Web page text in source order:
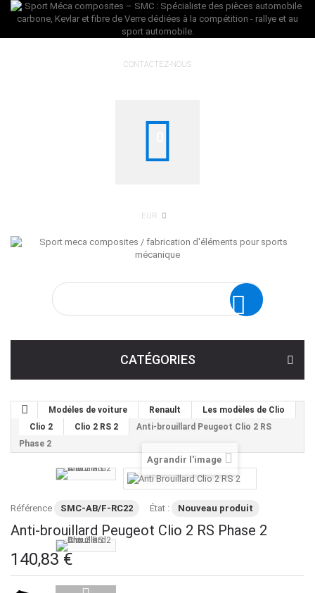
CONTACTEZ-NOUS
EUR
CATÉGORIES
Modéles de voiture Renault
Les modèles de Clio
Clio 2
Clio 2 RS 2
Anti-brouillard Peugeot Clio 2 RS
Phase 2
Agrandir l'image
Référence SMC-AB/F-RC22 État : Nouveau produit
Anti-brouillard Peugeot Clio 2 RS Phase 2
140,83 €